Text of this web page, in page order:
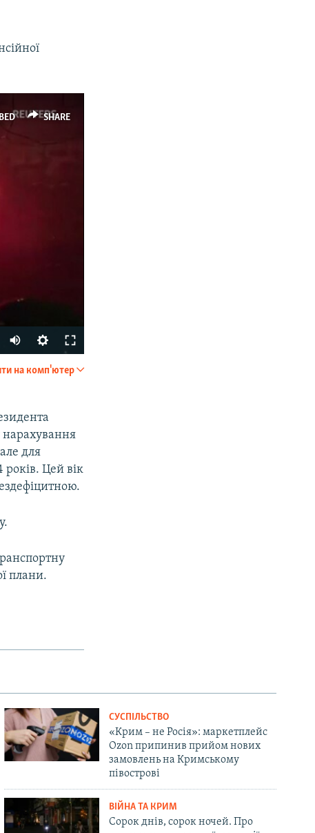
SHARE
на комп'ютер
для
років. Цей вік
плани.
СУСПІЛЬСТВО
«Крим – не Росія»: маркетплейс
Ozon припинив прийом нових
замовлень на Кримському
півострові
ВІЙНА ТА КРИМ
Сорок днів, сорок ночей. Про